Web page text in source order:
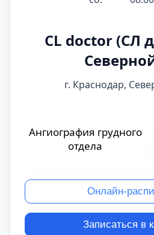
CL doctor (СЛ
г. Краснодар,
Ангиография грудного
отдела
Онлайн-
Записаться в